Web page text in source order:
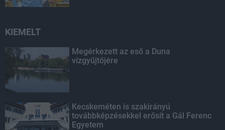
KIEMELT
Megérkezett az eső a Duna
vízgyűjtőjére
Kecskeméten is szakirányú
továbbképzésekkel erősít a Gál Ferenc
Egyetem